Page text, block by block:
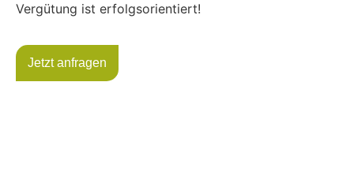
Vergütung ist erfolgsorientiert!
Jetzt anfragen